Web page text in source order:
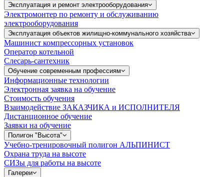
Эксплуатация и ремонт электрооборудования
Электромонтер по ремонту и обслуживанию
электрооборудования
Эксплуатация объектов жилищно-коммунального хозяйства
Машинист компрессорных установок
Оператор котельной
Слесарь-сантехник
Обучение современным профессиям
Информационные технологии
Электронная заявка на обучение
Стоимость обучения
Взаимодействие ЗАКАЗЧИКА и ИСПОЛНИТЕЛЯ
Дистанционное обучение
Заявки на обучение
Полигон "Высота"
Учебно-тренировочный полигон АЛЬПИНИСТ
Охрана труда на высоте
СИЗы для работы на высоте
Галереи